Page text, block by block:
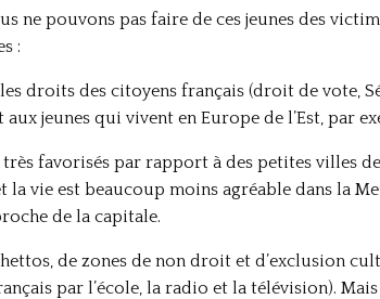
ne pouvons pas faire de ces jeunes des
:
droits des citoyens français (droit de vote,
jeunes qui vivent en Europe de l’Est, par
favorisés par rapport à des petites villes
la vie est beaucoup moins agréable dans la
de la capitale.
de zones de non droit et d’exclusion
par l’école, la radio et la télévision).